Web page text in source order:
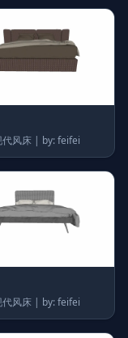
分类：现代风床 | by: feifei
分类：现代风床 | by: feifei